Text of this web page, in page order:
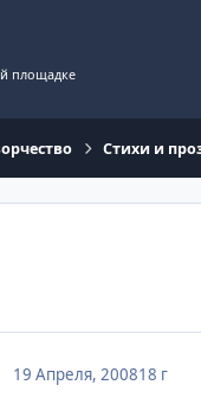
площадке
Стихи и
19 Апреля, 200818 г